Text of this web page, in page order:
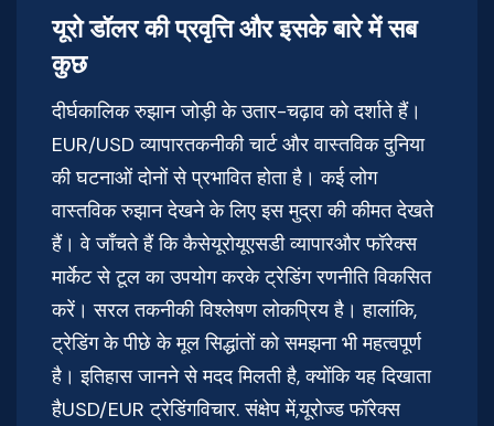
यूरो डॉलर की प्रवृत्ति और इसके बारे में सब
कुछ
दीर्घकालिक रुझान जोड़ी के उतार-चढ़ाव को दर्शाते हैं।
EUR/USD व्यापारतकनीकी चार्ट और वास्तविक दुनिया
की घटनाओं दोनों से प्रभावित होता है। कई लोग
वास्तविक रुझान देखने के लिए इस मुद्रा की कीमत देखते
हैं। वे जाँचते हैं कि कैसेयूरोयूएसडी व्यापारऔर फॉरेक्स
मार्केट से टूल का उपयोग करके ट्रेडिंग रणनीति विकसित
करें। सरल तकनीकी विश्लेषण लोकप्रिय है। हालांकि,
ट्रेडिंग के पीछे के मूल सिद्धांतों को समझना भी महत्वपूर्ण
है। इतिहास जानने से मदद मिलती है, क्योंकि यह दिखाता
हैUSD/EUR ट्रेडिंगविचार. संक्षेप में,यूरोज्ड फॉरेक्स